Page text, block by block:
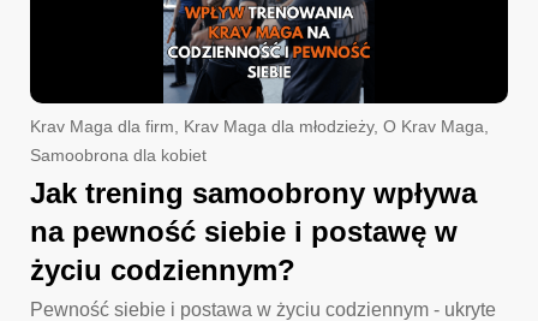
Krav Maga dla firm Krav Maga dla młodzieży, O Krav Maga
Samoobrona dla kobiet
Jak trening samoobrony wpływa
na pewność siebie i postawę w
życiu codziennym?
Pewność siebie i postawa w życiu codziennym - ukryte